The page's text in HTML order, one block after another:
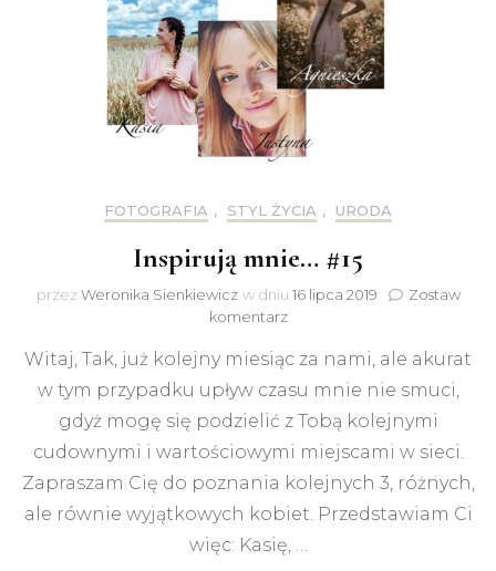
FOTOGRAFIA , STYL ŻYCIA , URODA
Inspirują mnie… #15
przezWeronika Sienkiewicz w dniu 16 lipca 2019
Zostaw
komentarzdo
mnie…
Witaj, Tak, już kolejny miesiąc za nami, ale akurat
w tym przypadku upływ czasu mnie nie smuci,
gdyż mogę się podzielić z Tobą kolejnymi
cudownymi i wartościowymi miejscami w sieci.
Zapraszam Cię do poznania kolejnych 3, różnych,
ale równie wyjątkowych kobiet. Przedstawiam Ci
więc: Kasię, …